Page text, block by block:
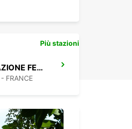
HAUTE-PICARDIE STAZIONE FERROVIARIA TGV - PUNTO DI SERVIZIO
FRANCE
Più stazioni